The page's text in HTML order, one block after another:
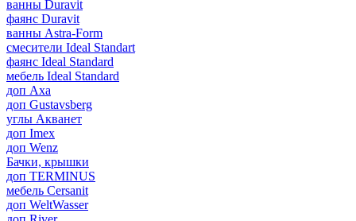
ванны Duravit
фаянс Duravit
ванны Astra-Form
смесители Ideal Standart
фаянс Ideal Standard
мебель Ideal Standard
доп Axa
доп Gustavsberg
углы Акванет
доп Imex
доп Wenz
Бачки, крышки
доп TERMINUS
мебель Cersanit
доп WeltWasser